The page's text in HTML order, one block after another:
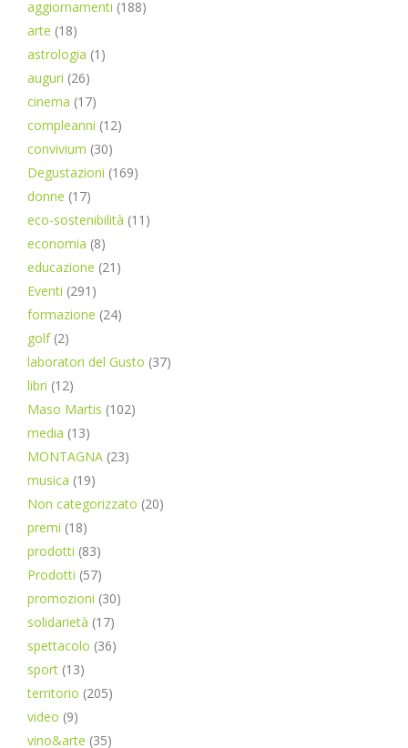
aggiornamenti (188)
arte (18)
astrologia (1)
auguri (26)
cinema (17)
compleanni (12)
convivium (30)
Degustazioni (169)
donne (17)
eco-sostenibilità (11)
economia (8)
educazione (21)
Eventi (291)
formazione (24)
golf(2)
laboratori del Gusto (37)
libri (12)
Maso Martis (102)
media (13)
MONTAGNA (23)
musica (19)
Non categorizzato (20)
premi (18)
prodotti (83)
Prodotti (57)
promozioni (30)
solidarietà (17)
spettacolo (36)
sport (13)
territorio (205)
video (9)
vino&arte (35)